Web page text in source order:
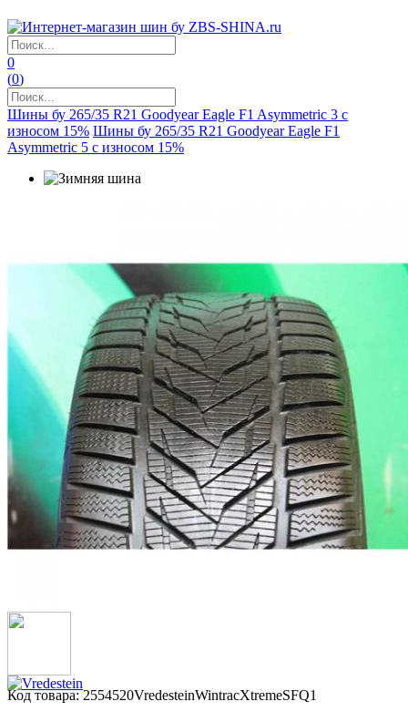
0
(0)
Шины бу 265/35 R21 Goodyear Eagle F1 Asymmetric 3 с
износом 15% Шины бу 265/35 R21 Goodyear Eagle F1
Asymmetric 5 с износом 15%
Код товара: 2554520VredesteinWintracXtremeSFQ1